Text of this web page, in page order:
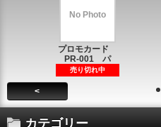
No Photo
プロモカード
PR-001 パ
売り切れ中
<
カテゴリー